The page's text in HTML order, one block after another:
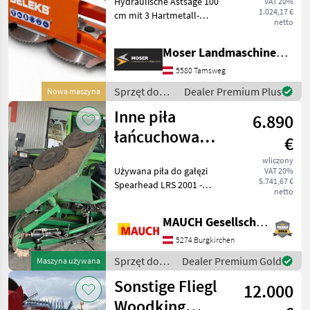
Nowa maszyna
Astsäge
1.024,17 €
netto
cm mit 3 Hartmetall-
Astsäge von DELEKS eignet
sich ideal für den
Rückschnitt von Hecken,
Äst
Moser Landmaschinenhandel
5580 Tamsweg
Sprzęt do
pielęgnacji
drzew /
Sonstige
Dealer Premium Plus
Maszyna używana
Inne piła
łańcuchowa
2001
6.890
€
wliczony
VAT 20%
5.741,67 €
netto
Używana piła do gałęzi
Spearhead LRS 2001 -
cięcia 2 m z 4 ostrzami -
Hydrauliczna regulacja kąta
nachylenia głowicy -
MAUCH Gesellschaft m.b.H. & Co.KG
5274 Burgkirchen
Sprzęt do
pielęgnacji
drzew /
Sonstige
Dealer Premium Gold
Sonstige Fliegl
12.000